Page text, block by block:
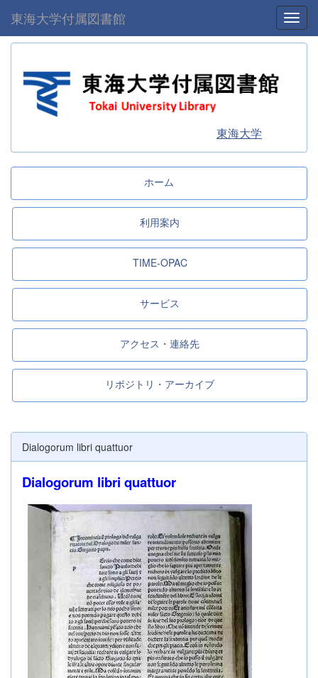
東海大学付属図書館
東海大学
ホーム
利用案内
TIME-OPAC
サービス
アクセス・連絡先
リポジトリ・アーカイブ
Dialogorum libri quattuor
Dialogorum libri quattuor